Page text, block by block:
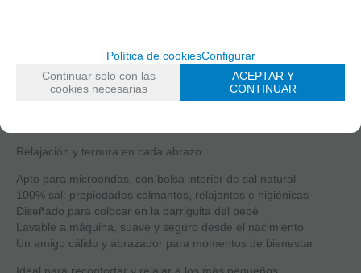
Relajación y ternura en cada abrazo.
Apto para microondas, con bolsa interior de sal natural
100% sal: propiedades calmantes, relajantes e higiénicas
Diseñado para colocar en la barriguita del bebé
Lavable a máquina, suave y seguro desde el nacimiento
Un amigo cálido y abrazador para momentos de bienestar
Política de cookiesConfigurar
Continuar solo con las
cookies necesarias
ACEPTAR Y
CONTINUAR